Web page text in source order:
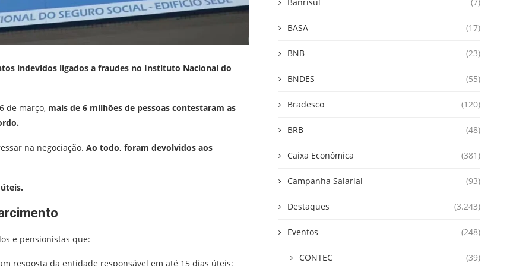
indevidos ligados a fraudes no Instituto Nacional do
de março, mais de 6 milhões de pessoas contestaram as
na negociação. Ao todo, foram devolvidos aos
e pensionistas que:
resposta da entidade responsável em até 15 dias úteis;
BASA (17)
BNB (23)
BNDES (55)
Bradesco (120)
BRB (48)
Caixa Econômica (381)
Campanha Salarial (93)
Destaques (3.243)
Eventos (248)
CONTEC (39)